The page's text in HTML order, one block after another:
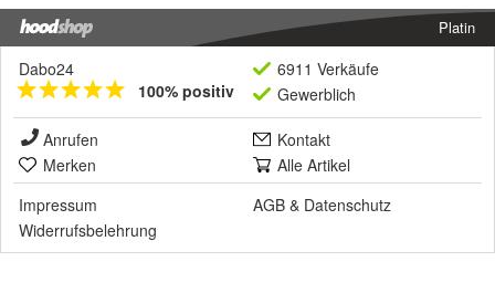
Platin
Dabo24
100% positiv
6911 Verkäufe
Gewerblich
Anrufen
Kontakt
Merken
Alle Artikel
Impressum
AGB & Datenschutz
Widerrufsbelehrung